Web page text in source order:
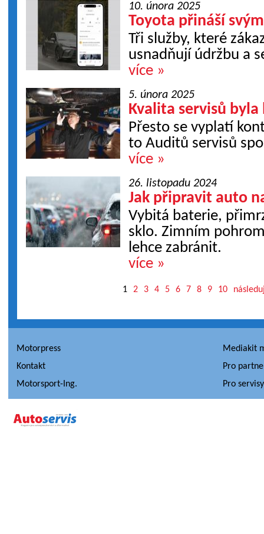
10. února 2025
Toyota přináší
Tři služby, které
usnadňují údržbu a
více »
5. února 2025
Kvalita servisů byla
Přesto se vyplatí
to Auditů servisů
více »
26. listopadu 2024
Jak připravit auto
Vybitá baterie,
sklo. Zimním
lehce zabránit.
více »
1 2 3 4 5 6 7 8 9 10
Motorpress
Mediakit
Kontakt
Pro
Motorsport-Ing.
Pro servisy